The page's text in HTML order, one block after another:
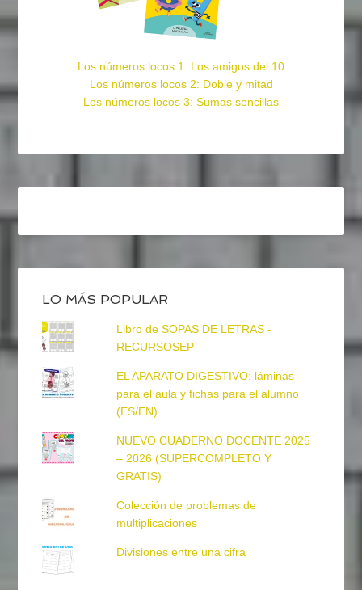
Los números locos 1: Los amigos del 10
Los números locos 2: Doble y mitad
Los números locos 3: Sumas sencillas
LO MÁS POPULAR
Libro de SOPAS DE LETRAS -
RECURSOSEP
EL APARATO DIGESTIVO: láminas
para el aula y fichas para el alumno
(ES/EN)
NUEVO CUADERNO DOCENTE 2025
– 2026 (SUPERCOMPLETO Y
GRATIS)
Colección de problemas de
multiplicaciones
Divisiones entre una cifra